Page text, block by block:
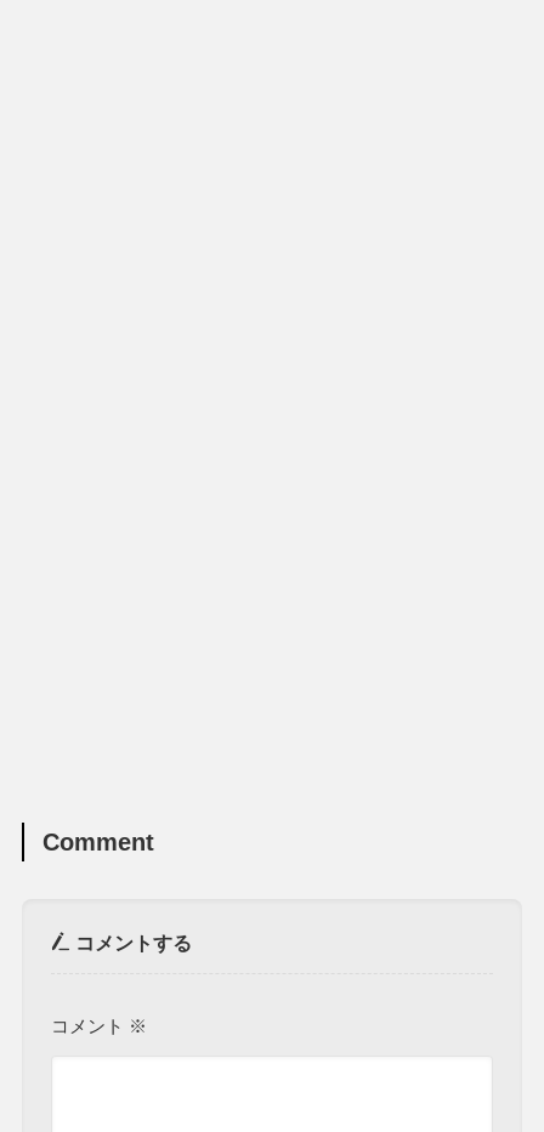
Comment
コメントする
コメント ※